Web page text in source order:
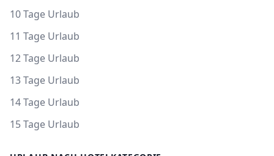
10 Tage Urlaub
11 Tage Urlaub
12 Tage Urlaub
13 Tage Urlaub
14 Tage Urlaub
15 Tage Urlaub